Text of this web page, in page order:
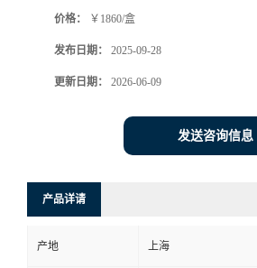
方
价格： ￥1860/盒
发布日期： 2025-09-28
更新日期： 2026-06-09
发送咨询信息
产品详请
产地 上海